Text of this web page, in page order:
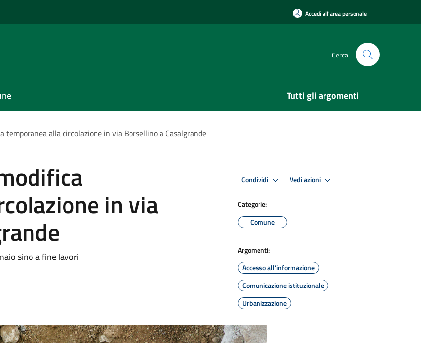
Accedi all'area personale
Cerca
Tutti gli argomenti
temporanea alla circolazione in via Borsellino a Casalgrande
in via
sino a fine lavori
Condividi Vedi azioni
Categorie:
Comune
Argomenti:
Accesso all'informazione
Comunicazione istituzionale
Urbanizzazione